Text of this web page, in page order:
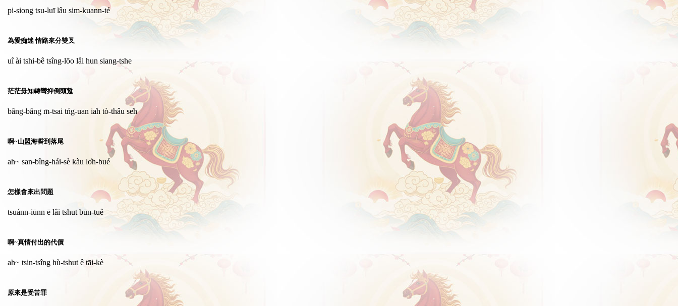
pi-siong tsu-luī lâu sim-kuann-té
為愛痴迷 情路來分雙叉
uî ài tshi-bê tsîng-lōo lâi hun siang-tshe
茫茫毋知轉彎抑倒頭踅
bâng-bâng m̄-tsai tńg-uan ia̍h tò-thâu se̍h
啊~山盟海誓到落尾
ah~ san-bîng-hái-sè kàu lo̍h-bué
怎樣會來出問題
tsuánn-iūnn ē lâi tshut būn-tuê
啊~真情付出的代價
ah~ tsin-tsîng hù-tshut ê tāi-kè
原來是受苦罪